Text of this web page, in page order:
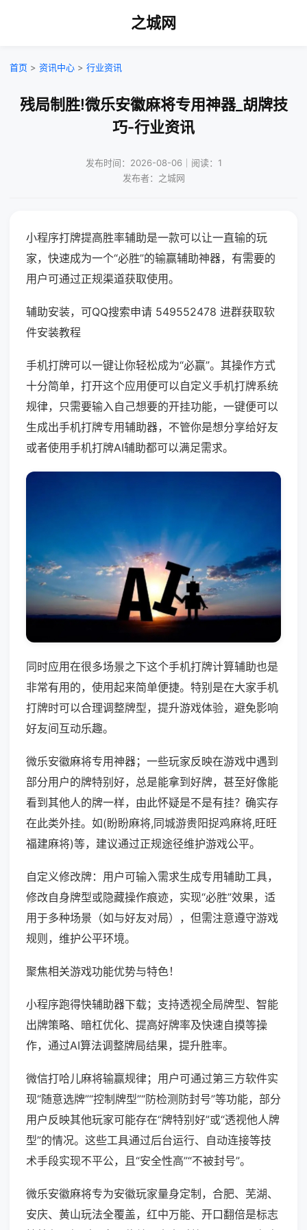
之城网
首页 > 资讯中心 > 行业资讯
残局制胜!微乐安徽麻将专用神器_胡牌技
巧-行业资讯
发布时间：2026-08-06｜阅读：1
发布者：之城网
小程序打牌提高胜率辅助是一款可以让一直输的玩
家，快速成为一个“必胜”的输赢辅助神器，有需要的
用户可通过正规渠道获取使用。
辅助安装，可QQ搜索申请 549552478 进群获取软
件安装教程
手机打牌可以一键让你轻松成为“必赢”。其操作方式
十分简单，打开这个应用便可以自定义手机打牌系统
规律，只需要输入自己想要的开挂功能，一键便可以
生成出手机打牌专用辅助器，不管你是想分享给好友
或者使用手机打牌AI辅助都可以满足需求。
同时应用在很多场景之下这个手机打牌计算辅助也是
非常有用的，使用起来简单便捷。特别是在大家手机
打牌时可以合理调整牌型，提升游戏体验，避免影响
好友间互动乐趣。
微乐安徽麻将专用神器；一些玩家反映在游戏中遇到
部分用户的牌特别好，总是能拿到好牌，甚至好像能
看到其他人的牌一样，由此怀疑是不是有挂？确实存
在此类外挂。如(盼盼麻将,同城游贵阳捉鸡麻将,旺旺
福建麻将)等，建议通过正规途径维护游戏公平。
自定义修改牌：用户可输入需求生成专用辅助工具，
修改自身牌型或隐藏操作痕迹，实现“必胜”效果，适
用于多种场景（如与好友对局），但需注意遵守游戏
规则，维护公平环境。
聚焦相关游戏功能优势与特色！
小程序跑得快辅助器下载；支持透视全局牌型、智能
出牌策略、暗杠优化、提高好牌率及快速自摸等操
作，通过AI算法调整牌局结果，提升胜率。
微信打哈儿麻将输赢规律；用户可通过第三方软件实
现“随意选牌”“控制牌型”“防检测防封号”等功能，部分
用户反映其他玩家可能存在“牌特别好”或“透视他人牌
型”的情况。这些工具通过后台运行、自动连接等技
术手段实现不平公，且“安全性高”“不被封号”。
微乐安徽麻将专为安徽玩家量身定制，合肥、芜湖、
安庆、黄山玩法全覆盖，红中万能、开口翻倍是标志